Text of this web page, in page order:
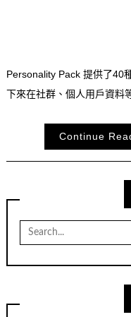
Personality Pack 提供了40
下來在社群、個人用戶資料
Continue
Search
for: